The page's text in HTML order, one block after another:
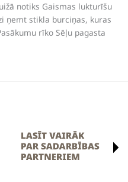
notiks Gaismas lukturīšu
ņemt stikla burciņas, kuras
rīko Sēļu pagasta